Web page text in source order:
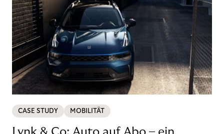
CASE STUDY MOBILITÄT